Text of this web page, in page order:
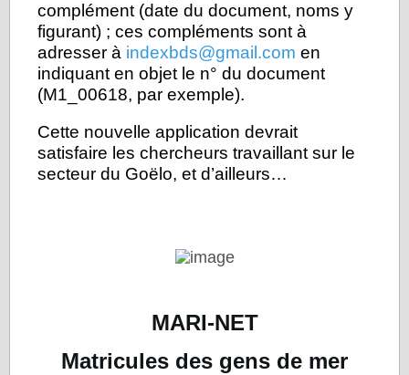
complément (date du document, noms y
figurant) ; ces compléments sont à
adresser à indexbds@gmail.com en
indiquant en objet le n° du document
(M1_00618, par exemple).
Cette nouvelle application devrait
satisfaire les chercheurs travaillant sur le
secteur du Goëlo, et d’ailleurs…
MARI-NET
Matricules des gens de mer